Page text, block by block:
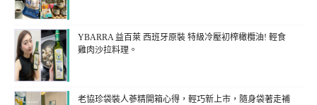
YBARRA 益百萊 西班牙原裝 特級冷壓初榨橄欖油! 輕食
雞肉沙拉料理。
老協珍袋裝人蔘精開箱心得，輕巧新上市，隨身袋著走補